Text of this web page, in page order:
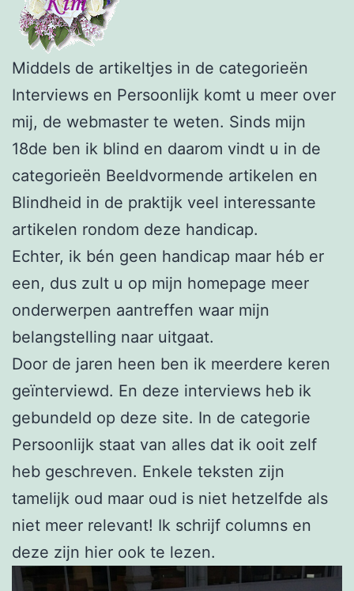
Middels de artikeltjes in de categorieën
Interviews en Persoonlijk komt u meer over
mij, de webmaster te weten. Sinds mijn
18de ben ik blind en daarom vindt u in de
categorieën Beeldvormende artikelen en
Blindheid in de praktijk veel interessante
artikelen rondom deze handicap.
Echter, ik bén geen handicap maar héb er
een, dus zult u op mijn homepage meer
onderwerpen aantreffen waar mijn
belangstelling naar uitgaat.
Door de jaren heen ben ik meerdere keren
geïnterviewd. En deze interviews heb ik
gebundeld op deze site. In de categorie
Persoonlijk staat van alles dat ik ooit zelf
heb geschreven. Enkele teksten zijn
tamelijk oud maar oud is niet hetzelfde als
niet meer relevant! Ik schrijf columns en
deze zijn hier ook te lezen.